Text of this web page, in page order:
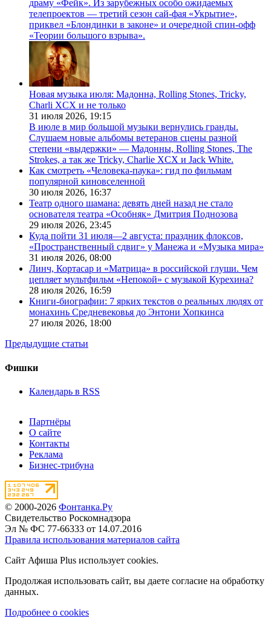
драму «Фейк». Из зарубежных особо ожидаемых
телепроектов — третий сезон сай-фая «Укрытие»,
приквел «Блондинки в законе» и очередной спин-офф
«Теории большого взрыва».
Новая музыка июля: Мадонна, Rolling Stones, Tricky,
Charli XCX и не только
31 июля 2026, 19:15
В июле в мир большой музыки вернулись гранды.
Слушаем новые альбомы ветеранов сцены разной
степени «выдержки» — Мадонны, Rolling Stones, The
Strokes, а так же Tricky, Charlie XCX и Jack White.
Как смотреть «Человека-паука»: гид по фильмам
популярной киновселенной
30 июля 2026, 16:37
Театр одного шамана: девять дней назад не стало
основателя театра «Особняк» Дмитрия Поднозова
29 июля 2026, 23:45
Куда пойти 31 июля—2 августа: праздник флоксов,
«Пространственный сдвиг» у Манежа и «Музыка мира»
31 июля 2026, 08:00
Линч, Кортасар и «Матрица» в российской глуши. Чем
цепляет мультфильм «Непокой» с музыкой Курехина?
28 июля 2026, 16:59
Книги-биографии: 7 ярких текстов о реальных людях от
монахинь Средневековья до Энтони Хопкинса
27 июля 2026, 18:00
Предыдущие статьи
Фишки
Календарь в RSS
Партнёры
О сайте
Контакты
Реклама
Бизнес-трибуна
© 2000-2026 Фонтанка.Ру
Свидетельство Роскомнадзора
Эл № ФС 77-66333 от 14.07.2016
Правила использования материалов сайта
Сайт Афиша Plus использует cookies.
Продолжая использовать сайт, вы даете согласие на обработку
данных.
Подробнее о cookies